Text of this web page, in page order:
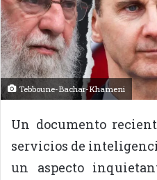
Tebboune-Bachar-Khameni
Un documento
servicios de
un aspecto